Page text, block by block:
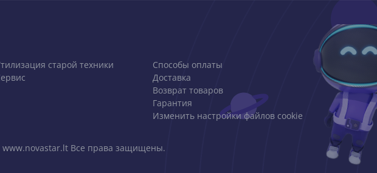
старой техники
Способы оплаты
Доставка
Возврат товаров
Гарантия
Изменить настройки файлов cookie
www.novastar.lt Все права защищены.